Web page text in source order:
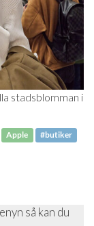
stadsblomman i
Apple #butiker
så kan du